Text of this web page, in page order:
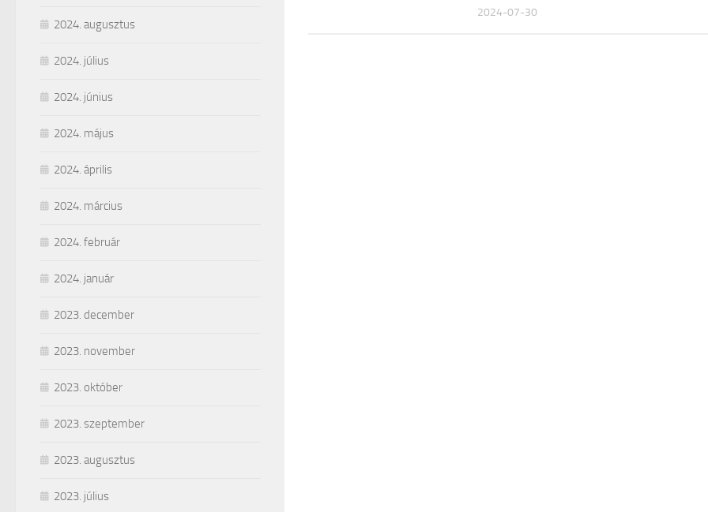
2024-07-30
2024. augusztus
2024. július
2024. június
2024. május
2024. április
2024. március
2024. február
2024. január
2023. december
2023. november
2023. október
2023. szeptember
2023. augusztus
2023. július